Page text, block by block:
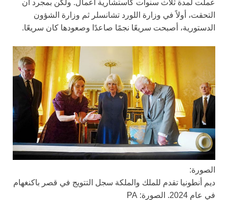
عملت لمدة ثلاث سنوات كاستشارية أعمال. ولكن بمجرد أن
التحقت، أولاً في وزارة اللورد تشانسلر ثم وزارة الشؤون
الدستورية، أصبحت سريعًا نجمًا صاعدًا وصعودها كان سريعًا.
الصورة:
ديم أنطونيا تقدم للملك والملكة سجل التتويج في قصر باكنغهام
في عام 2024. الصورة: PA